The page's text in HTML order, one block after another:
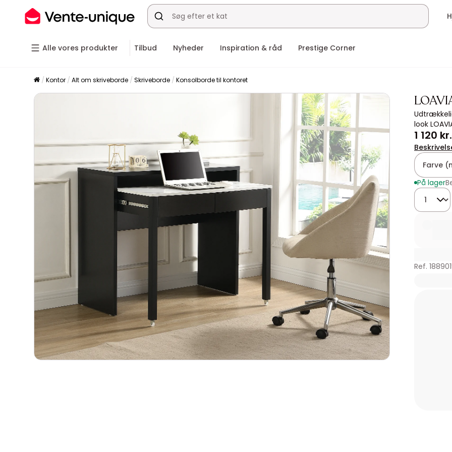
Alle vores produkter Tilbud Nyheder Inspiration & råd Prestige Corner
Kontor Alt om skriveborde Skriveborde Konsolborde til kontoret
look
1 120 kr.
Farve
På lager
Mængde
Ref.